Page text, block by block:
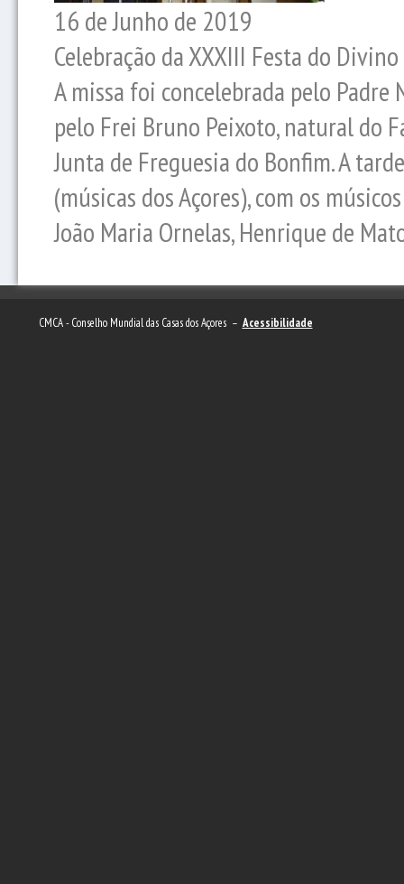
16 de Junho de 2019
Celebração da XXXIII Festa do
A missa foi concelebrada pelo
pelo Frei Bruno Peixoto, natural do
Junta de Freguesia do Bonfim. A
(músicas dos Açores), com os
João Maria Ornelas, Henrique de
CMCA - Conselho Mundial das Casas dos Açores – Acessibilidade